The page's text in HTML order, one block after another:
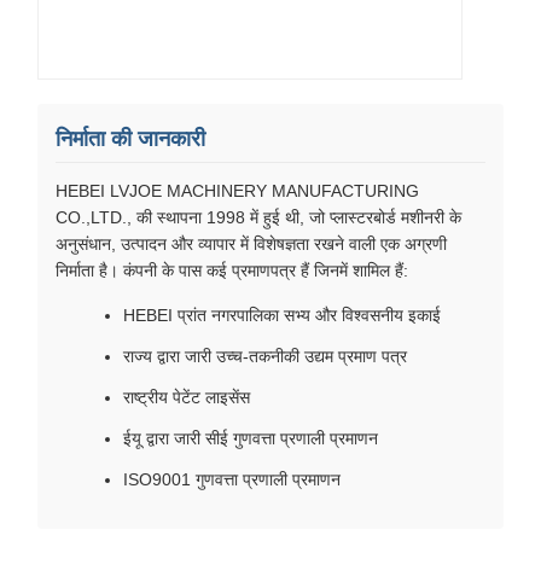
निर्माता की जानकारी
HEBEI LVJOE MACHINERY MANUFACTURING
CO.,LTD., की स्थापना 1998 में हुई थी, जो प्लास्टरबोर्ड मशीनरी के
अनुसंधान, उत्पादन और व्यापार में विशेषज्ञता रखने वाली एक अग्रणी
निर्माता है। कंपनी के पास कई प्रमाणपत्र हैं जिनमें शामिल हैं:
HEBEI प्रांत नगरपालिका सभ्य और विश्वसनीय इकाई
राज्य द्वारा जारी उच्च-तकनीकी उद्यम प्रमाण पत्र
राष्ट्रीय पेटेंट लाइसेंस
ईयू द्वारा जारी सीई गुणवत्ता प्रणाली प्रमाणन
ISO9001 गुणवत्ता प्रणाली प्रमाणन